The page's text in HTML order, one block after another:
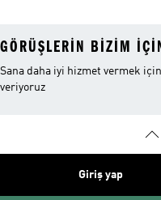
GÖRÜŞLERIN BIZIM
Sana daha iyi hizmet vermek
veriyoruz
Giriş yap